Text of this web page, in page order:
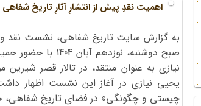
اهمیت نقدِ پیش از انتشارِ آثارِ تاریخ شفاهی
به گزارش سایت تاریخ شفاهی، نشست نقد
صبح دوشنبه،
نیازی به عنوان منتقد، در تالار قصر
یحیی نیازی در آغاز این نشست اظهار
چیستی و چگونگی» در فضای تاریخ